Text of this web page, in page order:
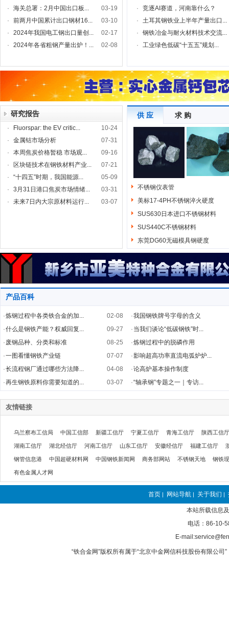
·
海关总署：2月中国出口板...
03-19
·
前两月中国累计出口钢材16...
03-10
·
2024年我国电工钢出口量创...
02-17
·
2024年各省粗钢产量出炉！... 02-08
·
竞逐AI赛道，河南靠什么？
·
土耳其钢铁业上半年产量出口...
·
钢铁冶金与耐火材料技术交流...
·
工业绿色低碳“十五五”规划...
研究报告
· Fluorspar: the EV critic...
10-24
·
金属钴市场分析
07-31
·
本周焦炭价格暂稳 市场观...
09-16
·
区块链技术在钢铁材料产业...
07-21
·
“十四五”时期，我国能源...
05-09
·
3月31日港口焦炭市场情绪...
03-31
·
未来7日内大宗原材料运行... 03-07
供 应 求 购
不锈钢仪表管
美标17-4PH不锈钢淬火硬度
SUS630日本进口不锈钢材料
SUS440C不锈钢材料
东莞DG60无磁模具钢硬度
产品百科
·炼钢过程中各类铁合金的加...
02-08
·什么是钢铁产能？权威回复...
09-27
· 废钢品种、分类和标准
08-25
·一图看懂钢铁产业链
07-07
·长流程钢厂通过哪些方法降...
04-08
·再生钢铁原料你需要知道的... 03-07
·我国钢铁牌号字母的含义
· 当我们谈论“低碳钢铁”时...
·炼钢过程中的脱磷作用
·影响超高功率直流电弧炉炉...
·论高炉基本操作制度
·“轴承钢”专题之一｜专访...
友情链接
乌兰察布工信局 中国工信部 新疆工信厅 宁夏工信厅 青海工信厅 陕西工信厅
湖南工信厅 湖北经信厅 河南工信厅 山东工信厅 安徽经信厅 福建工信厅
钢管信息港 中国超硬材料网 中国钢铁新闻网 商务部网站 不锈钢天地 钢铁
有色金属人才网
首页 | 网站导航 | 关于我们 |
本站所载信息
电话：86-10-
E-
“铁合金网”版权所有属于“北京中金网信科技股份有限公司